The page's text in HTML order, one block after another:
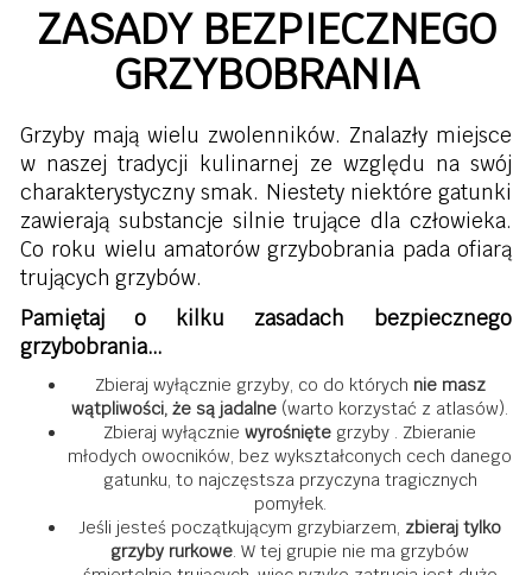
ZASADY BEZPIECZNEGO
GRZYBOBRANIA
Grzyby mają wielu zwolenników. Znalazły miejsce
w naszej tradycji kulinarnej ze względu na swój
charakterystyczny smak. Niestety niektóre gatunki
zawierają substancje silnie trujące dla człowieka.
Co roku wielu amatorów grzybobrania pada ofiarą
trujących grzybów.
Pamiętaj o kilku zasadach bezpiecznego
grzybobrania…
Zbieraj wyłącznie grzyby, co do których nie masz
wątpliwości, że są jadalne (warto korzystać z atlasów).
Zbieraj wyłącznie wyrośnięte grzyby . Zbieranie
młodych owocników, bez wykształconych cech danego
gatunku, to najczęstsza przyczyna tragicznych
pomyłek.
Jeśli jesteś początkującym grzybiarzem, zbieraj tylko
grzyby rurkowe. W tej grupie nie ma grzybów